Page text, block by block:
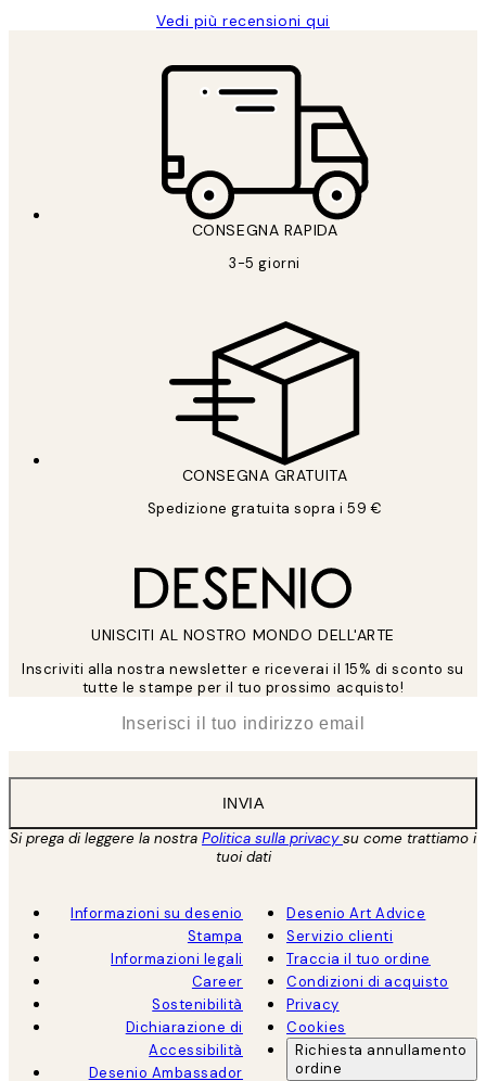
Vedi più recensioni qui
CONSEGNA RAPIDA
3-5 giorni
CONSEGNA GRATUITA
Spedizione gratuita sopra i 59 €
UNISCITI AL NOSTRO MONDO DELL'ARTE
Inscriviti alla nostra newsletter e riceverai il 15% di sconto su
tutte le stampe per il tuo prossimo acquisto!
INVIA
Si prega di leggere la nostra Politica sulla privacysu come trattiamo i
tuoi dati
Informazioni su desenio
Stampa
Informazioni legali
Career
Sostenibilità
Dichiarazione di
Accessibilità
Desenio Ambassador
Desenio Art Advice
Servizio clienti
Traccia il tuo ordine
Condizioni di acquisto
Privacy
Cookies
Richiesta annullamento
ordine